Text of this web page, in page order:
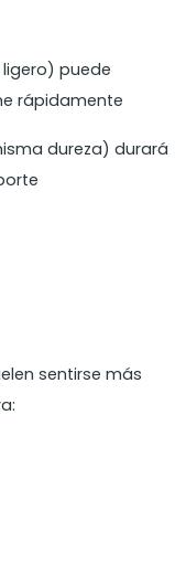
ligero) puede
rápidamente
dureza) durará
sentirse más